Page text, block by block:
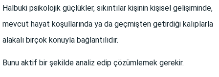
Halbuki psikolojik güçlükler, sıkıntılar kişinin kişisel gelişiminde,
mevcut hayat koşullarında ya da geçmişten getirdiği kalıplarla
alakalı birçok konuyla bağlantılıdır.
Bunu aktif bir şekilde analiz edip çözümlemek gerekir.